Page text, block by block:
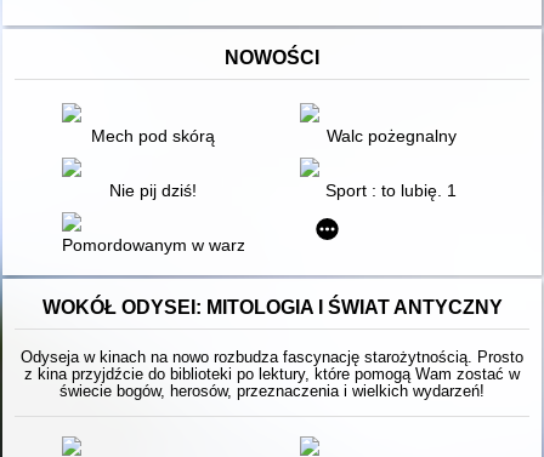
NOWOŚCI
Mech pod skórą Walc pożegnalny
Nie pij dziś! Sport : to lubię. 1
Pomordowanym w warzyckim lesie i nie tylko
WOKÓŁ ODYSEI: MITOLOGIA I ŚWIAT ANTYCZNY
Odyseja w kinach na nowo rozbudza fascynację starożytnością. Prosto
z kina przyjdźcie do biblioteki po lektury, które pomogą Wam zostać w
świecie bogów, herosów, przeznaczenia i wielkich wydarzeń!